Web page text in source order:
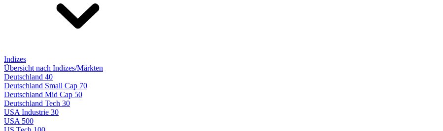
Indizes
Übersicht nach Indizes/Märkten
Deutschland 40
Deutschland Small Cap 70
Deutschland Mid Cap 50
Deutschland Tech 30
USA Industrie 30
USA 500